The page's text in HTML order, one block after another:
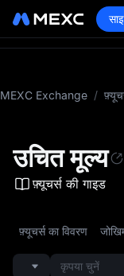
MEXC Exchange /
उचित मूल्य
फ़्यूचर्स की गाइड
फ़्यूचर्स का विवरण
कृपया चुनें